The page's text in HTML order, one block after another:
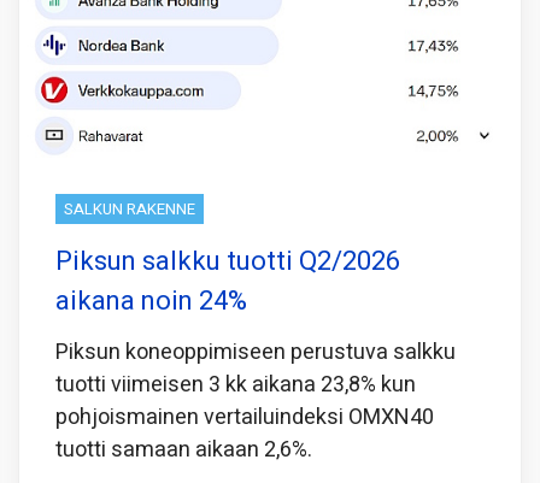
SALKUN RAKENNE
Piksun salkku tuotti Q2/2026
aikana noin 24%
Piksun koneoppimiseen perustuva salkku
tuotti viimeisen 3 kk aikana 23,8% kun
pohjoismainen vertailuindeksi OMXN40
tuotti samaan aikaan 2,6%.